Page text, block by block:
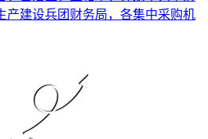
产建设兵团财务局，各集中采购机